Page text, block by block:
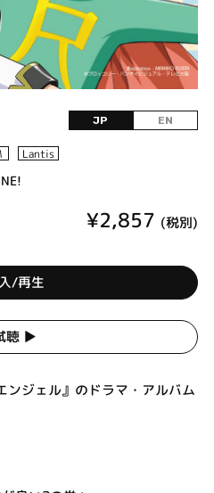
JP EN
Lantis
¥2,857 (税別)
/再生
聴 ▶︎
ンジェル』のドラマ・アルバム